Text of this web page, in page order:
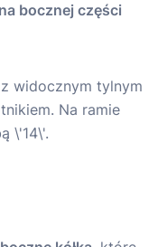
bocznej części